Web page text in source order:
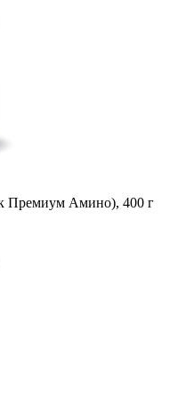
Премиум Амино), 400 г